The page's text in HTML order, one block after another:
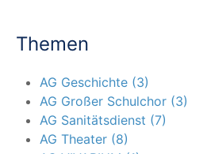
Themen
AG Geschichte (3)
AG Großer Schulchor (3)
AG Sanitätsdienst (7)
AG Theater (8)